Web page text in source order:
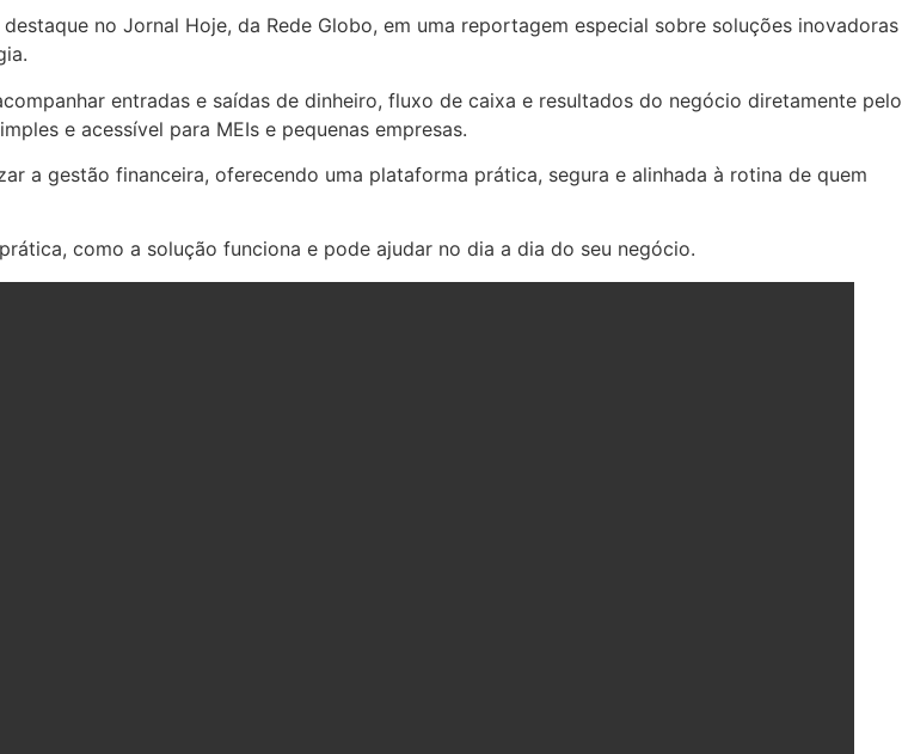
no Jornal Hoje, da Rede Globo, em uma reportagem especial sobre soluções inovadoras
entradas e saídas de dinheiro, fluxo de caixa e resultados do negócio diretamente pelo
e acessível para MEIs e pequenas empresas.
a gestão financeira, oferecendo uma plataforma prática, segura e alinhada à rotina de quem
como a solução funciona e pode ajudar no dia a dia do seu negócio.